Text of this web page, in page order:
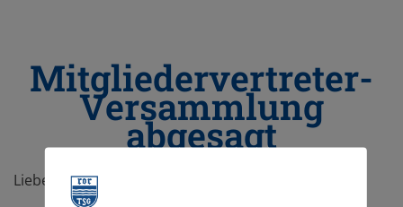
Mitgliedervertreter-
Versammlung
abgesagt
Liebe Mitglieder,